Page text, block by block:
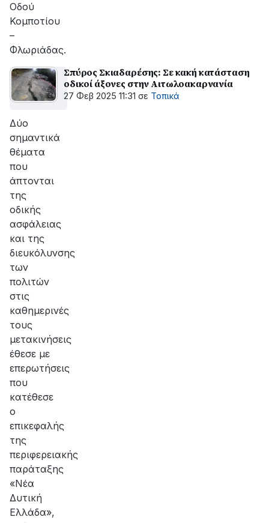
Οδού
Κομποτίου
–
Φλωριάδας.
Σπύρος Σκιαδαρέσης: Σε κακή κατάσταση
οδικοί άξονες στην Αιτωλοακαρνανία
27 Φεβ 2025 11:31 σε Τοπικά
Δύο
σημαντικά
θέματα
που
άπτονται
της
οδικής
ασφάλειας
και της
διευκόλυνσης
των
πολιτών
στις
καθημερινές
τους
μετακινήσεις
έθεσε με
επερωτήσεις
που
κατέθεσε
ο
επικεφαλής
της
περιφερειακής
παράταξης
«Νέα
Δυτική
Ελλάδα»,